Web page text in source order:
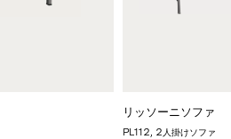
リッソーニソファ
PL112, 2人掛けソファ